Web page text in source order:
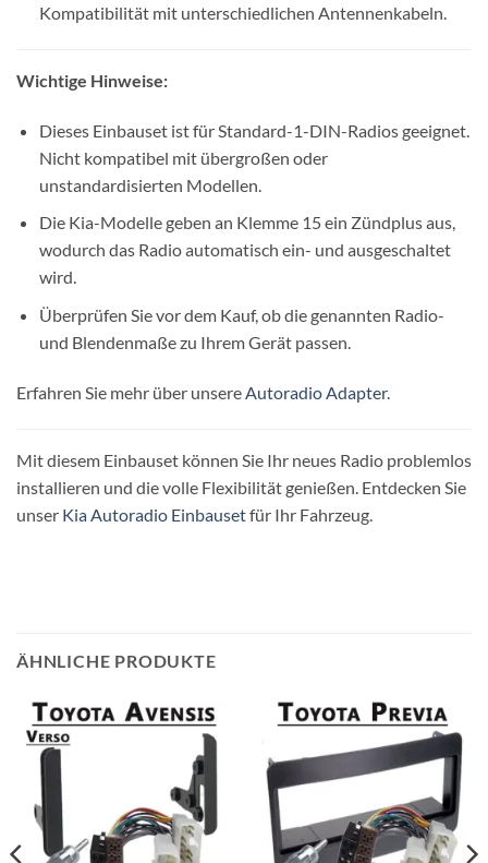
Kompatibilität mit unterschiedlichen Antennenkabeln.
Wichtige Hinweise:
Dieses Einbauset ist für Standard-1-DIN-Radios geeignet.
Nicht kompatibel mit übergroßen oder
unstandardisierten Modellen.
Die Kia-Modelle geben an Klemme 15 ein Zündplus aus,
wodurch das Radio automatisch ein- und ausgeschaltet
wird.
Überprüfen Sie vor dem Kauf, ob die genannten Radio-
und Blendenmaße zu Ihrem Gerät passen.
Erfahren Sie mehr über unsere Autoradio Adapter.
Mit diesem Einbauset können Sie Ihr neues Radio problemlos
installieren und die volle Flexibilität genießen. Entdecken Sie
unser Kia Autoradio Einbausetfür Ihr Fahrzeug.
ÄHNLICHE PRODUKTE